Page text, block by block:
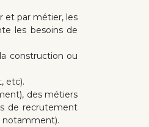
et par métier, les
les besoins de
construction ou
etc).
des métiers
de recrutement
notamment).